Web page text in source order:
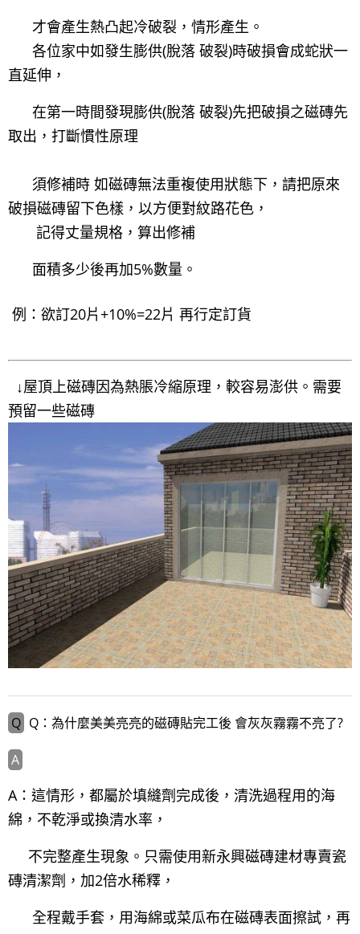
才會產生熱凸起冷破裂，情形產生。
各位家中如發生膨供(脫落 破裂)時破損會成蛇狀一
直延伸，
在第一時間發現膨供(脫落 破裂)先把破損之磁磚先
取出，打斷慣性原理
須修補時 如磁磚無法重複使用狀態下，請把原來
破損磁磚留下色樣，以方便對紋路花色，
記得丈量規格，算出修補
面積多少後再加5%數量。
例：欲訂20片+10%=22片 再行定訂貨
↓屋頂上磁磚因為熱脹冷縮原理，較容易澎供。需要
預留一些磁磚
Q：為什麼美美亮亮的磁磚貼完工後 會灰灰霧霧不亮了?
A：這情形，都屬於填縫劑完成後，清洗過程用的海
綿，不乾淨或換清水率，
不完整產生現象。只需使用新永興磁磚建材專賣瓷
磚清潔劑，加2倍水稀釋，
全程戴手套，用海綿或菜瓜布在磁磚表面擦試，再